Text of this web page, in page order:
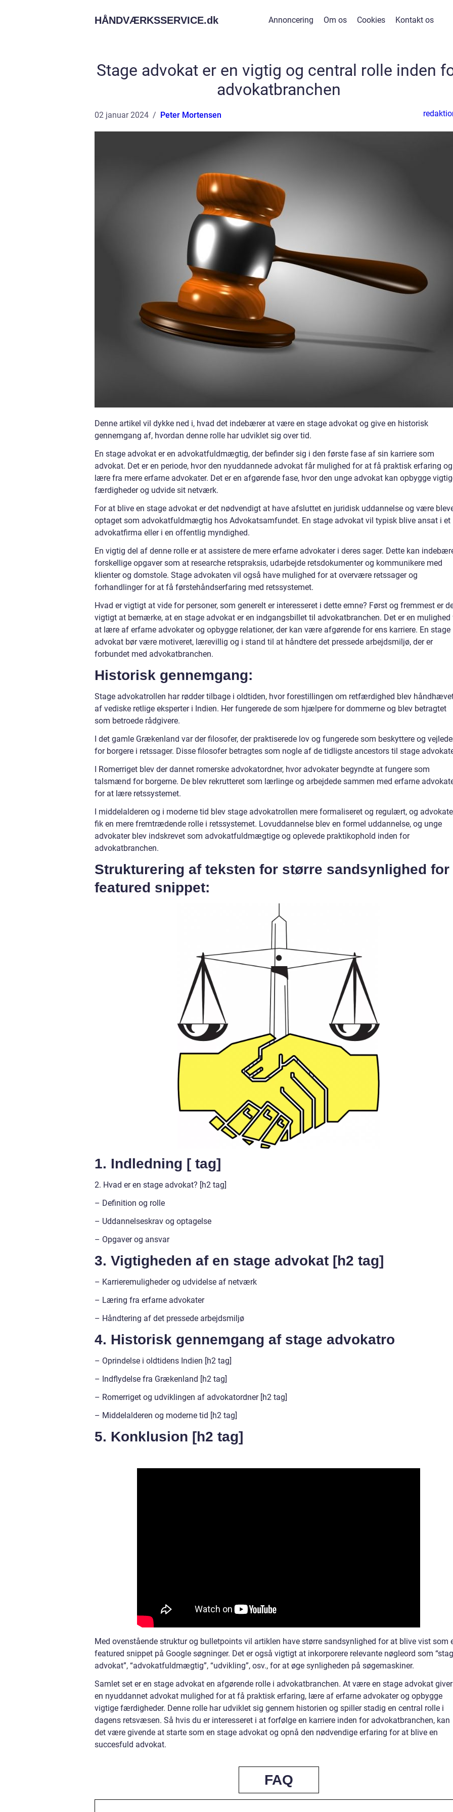
HÅNDVÆRKSSERVICE.dk Annoncering Om os Cookies Kontakt os
Stage advokat er en vigtig og central rolle inden
advokatbranchen
02 januar 2024 Peter Mortensen
Denne artikel vil dykke ned i, hvad det indebærer at være en stage advokat og give en historisk
gennemgang af, hvordan denne rolle har udviklet sig over tid.
En stage advokat er en advokatfuldmægtig, der befinder sig i den første fase af sin karriere som
advokat. Det er en periode, hvor den nyuddannede advokat får mulighed for at få praktisk erfaring og
lære fra mere erfarne advokater. Det er en afgørende fase, hvor den unge advokat kan opbygge
færdigheder og udvide sit netværk.
For at blive en stage advokat er det nødvendigt at have afsluttet en juridisk uddannelse og være
optaget som advokatfuldmægtig hos Advokatsamfundet. En stage advokat vil typisk blive ansat i et
advokatfirma eller i en offentlig myndighed.
En vigtig del af denne rolle er at assistere de mere erfarne advokater i deres sager. Dette kan
forskellige opgaver som at researche retspraksis, udarbejde retsdokumenter og kommunikere med
klienter og domstole. Stage advokaten vil også have mulighed for at overvære retssager og
forhandlinger for at få førstehåndserfaring med retssystemet.
Hvad er vigtigt at vide for personer, som generelt er interesseret i dette emne? Først og fremmest er
vigtigt at bemærke, at en stage advokat er en indgangsbillet til advokatbranchen. Det er en mulighed
at lære af erfarne advokater og opbygge relationer, der kan være afgørende for ens karriere. En stage
advokat bør være motiveret, lærevillig og i stand til at håndtere det pressede arbejdsmiljø, der er
forbundet med advokatbranchen.
Historisk gennemgang:
Stage advokatrollen har rødder tilbage i oldtiden, hvor forestillingen om retfærdighed blev
af vediske retlige eksperter i Indien. Her fungerede de som hjælpere for dommerne og blev betragtet
som betroede rådgivere.
I det gamle Grækenland var der filosofer, der praktiserede lov og fungerede som beskyttere og
for borgere i retssager. Disse filosofer betragtes som nogle af de tidligste ancestors til stage
I Romerriget blev der dannet romerske advokatordner, hvor advokater begyndte at fungere som
talsmænd for borgerne. De blev rekrutteret som lærlinge og arbejdede sammen med erfarne
for at lære retssystemet.
I middelalderen og i moderne tid blev stage advokatrollen mere formaliseret og regulært, og
fik en mere fremtrædende rolle i retssystemet. Lovuddannelse blev en formel uddannelse, og unge
advokater blev indskrevet som advokatfuldmægtige og oplevede praktikophold inden for
advokatbranchen.
Strukturering af teksten for større sandsynlighed for
featured snippet:
1. Indledning [ tag]
2. Hvad er en stage advokat? [h2 tag]
– Definition og rolle
– Uddannelseskrav og optagelse
– Opgaver og ansvar
3. Vigtigheden af en stage advokat [h2 tag]
– Karrieremuligheder og udvidelse af netværk
– Læring fra erfarne advokater
– Håndtering af det pressede arbejdsmiljø
4. Historisk gennemgang af stage advokatro
– Oprindelse i oldtidens Indien [h2 tag]
– Indflydelse fra Grækenland [h2 tag]
– Romerriget og udviklingen af advokatordner [h2 tag]
– Middelalderen og moderne tid [h2 tag]
5. Konklusion [h2 tag]
Med ovenstående struktur og bulletpoints vil artiklen have større sandsynlighed for at blive vist som
featured snippet på Google søgninger. Det er også vigtigt at inkorporere relevante nøgleord som
advokat”, “advokatfuldmægtig”, “udvikling”, osv., for at øge synligheden på søgemaskiner.
Samlet set er en stage advokat en afgørende rolle i advokatbranchen. At være en stage advokat giver
en nyuddannet advokat mulighed for at få praktisk erfaring, lære af erfarne advokater og opbygge
vigtige færdigheder. Denne rolle har udviklet sig gennem historien og spiller stadig en central rolle i
dagens retsvæsen. Så hvis du er interesseret i at forfølge en karriere inden for advokatbranchen, kan
det være givende at starte som en stage advokat og opnå den nødvendige erfaring for at blive en
succesfuld advokat.
FAQ